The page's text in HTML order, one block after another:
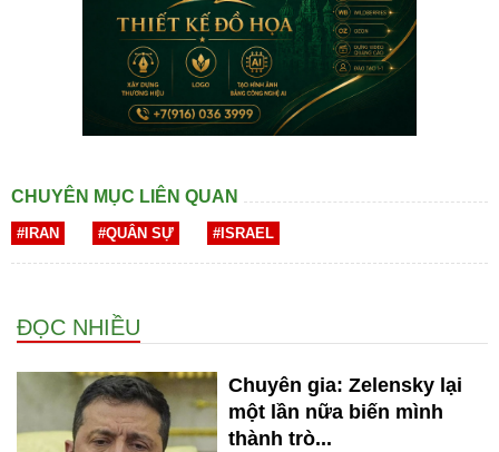
CHUYÊN MỤC LIÊN QUAN
#IRAN #QUÂN SỰ #ISRAEL
ĐỌC NHIỀU
Chuyên gia: Zelensky lại
một lần nữa biến mình
thành trò...